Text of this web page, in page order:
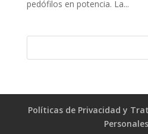
pedófilos en potencia. La...
Políticas de Privacidad y
Personales